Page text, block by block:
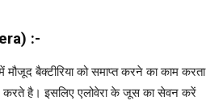
:-
बैक्टीरिया को समाप्त करने का काम करता
करते है। इसलिए एलोवेरा के जूस का सेवन करें